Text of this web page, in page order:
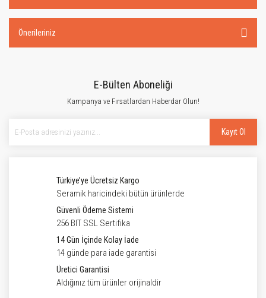
Önerileriniz
E-Bülten Aboneliği
Kampanya ve Fırsatlardan Haberdar Olun!
Kayıt Ol
Türkiye’ye Ücretsiz Kargo
Seramik haricindeki bütün ürünlerde
Güvenli Ödeme Sistemi
256 BIT SSL Sertifika
14 Gün İçinde Kolay İade
14 günde para iade garantisi
Üretici Garantisi
Aldığınız tüm ürünler orijinaldir